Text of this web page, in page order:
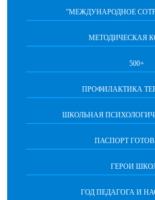
"МЕЖДУНАРОДНОЕ
МЕТОДИЧЕСКАЯ
500+
ПРОФИЛАКТИКА
ШКОЛЬНАЯ
ПАСПОРТ
ГЕРОИ
ГОД ПЕДАГОГА И